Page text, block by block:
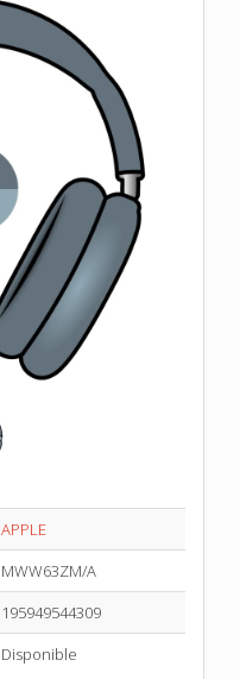
APPLE
MWW63ZM/A
195949544309
Disponible